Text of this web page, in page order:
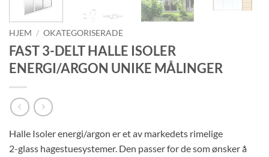
HJEM / OKATEGORISERADE
FAST 3-DELT HALLE ISOLER
ENERGI/ARGON UNIKE MÅLINGER
Halle Isoler energi/argon er et av markedets rimelige
2-glass hagestuesystemer. Den passer for de som ønsker å